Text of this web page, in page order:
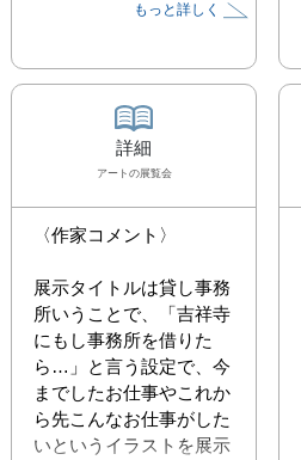
もっと詳しく
詳細
アート の展覧会
〈作家コメント〉
展示タイトルは貸し事務
所いうことで、「吉祥寺
にもし事務所を借りた
ら…」と言う設定で、今
までしたお仕事やこれか
ら先こんなお仕事がした
いというイラストを展示